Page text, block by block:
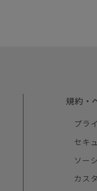
規約・
プラ
セキ
ソー
カス